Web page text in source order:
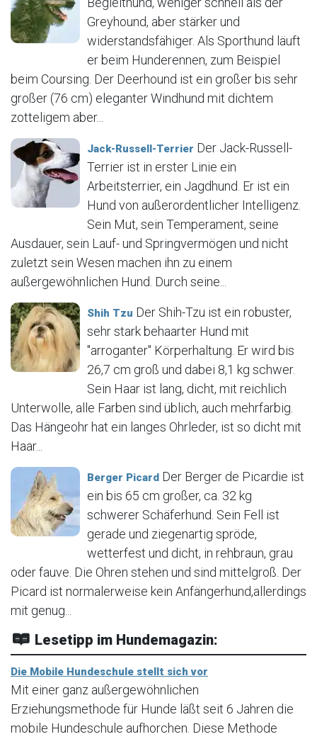
Greyhound, aber stärker und
widerstandsfähiger. Als Sporthund läuft
er beim Hunderennen, zum Beispiel
beim Coursing. Der Deerhound ist ein großer bis sehr
großer (76 cm) eleganter Windhund mit dichtem
zotteligem aber...
Jack-Russell-Terrier Der Jack-Russell-
Terrier ist in erster Linie ein
Arbeitsterrier, ein Jagdhund. Er ist ein
Hund von außerordentlicher Intelligenz.
Sein Mut, sein Temperament, seine
Ausdauer, sein Lauf- und Springvermögen und nicht
zuletzt sein Wesen machen ihn zu einem
außergewöhnlichen Hund. Durch seine...
Shih Tzu Der Shih-Tzu ist ein robuster,
sehr stark behaarter Hund mit
"arroganter" Körperhaltung. Er wird bis
26,7 cm groß und dabei 8,1 kg schwer.
Sein Haar ist lang, dicht, mit reichlich
Unterwolle, alle Farben sind üblich, auch mehrfarbig.
Das Hängeohr hat ein langes Ohrleder, ist so dicht mit
Haar...
Berger Picard Der Berger de Picardie ist
ein bis 65 cm großer, ca. 32 kg
schwerer Schäferhund. Sein Fell ist
gerade und ziegenartig spröde,
wetterfest und dicht, in rehbraun, grau
oder fauve. Die Ohren stehen und sind mittelgroß. Der
Picard ist normalerweise kein Anfängerhund,allerdings
mit genug...
Lesetipp im Hundemagazin:
Die Mobile Hundeschule stellt sich vor
Mit einer ganz außergewöhnlichen
Erziehungsmethode für Hunde läßt seit 6 Jahren die
mobile Hundeschule aufhorchen. Diese Methode